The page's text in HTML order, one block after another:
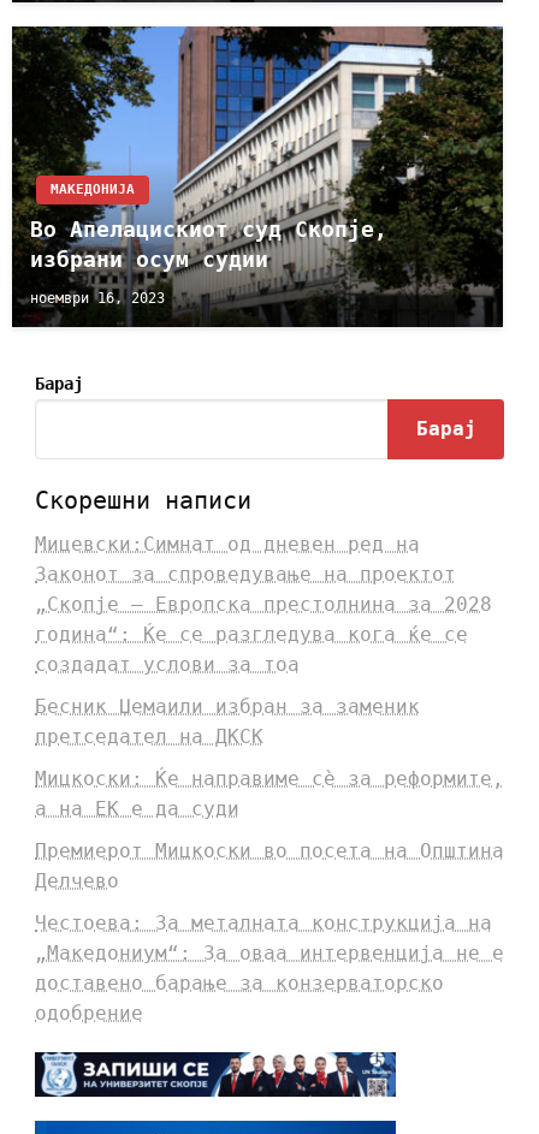
МАКЕДОНИЈА
Во Апелацискиот суд Скопје,
избрани осум судии
ноември 16, 2023
Барај
Барај
Скорешни написи
Мицевски:Симнат од дневен ред на
Законот за спроведување на проектот
„Скопје – Европска престолнина за 2028
година“: Ќе се разгледува кога ќе се
создадат услови за тоа
Бесник Џемаили избран за заменик
претседател на ДКСК
Мицкоски: Ќе направиме сè за реформите,
а на ЕК е да суди
Премиерот Мицкоски во посета на Општина
Делчево
Честоева: За металната конструкција на
„Македониум“: За оваа интервенција не е
доставено барање за конзерваторско
одобрение